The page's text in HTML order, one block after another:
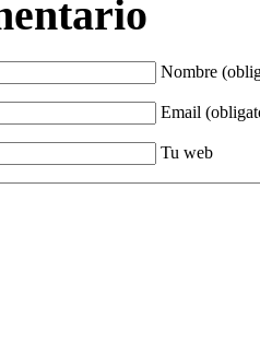
Nombre
Email
Tu web